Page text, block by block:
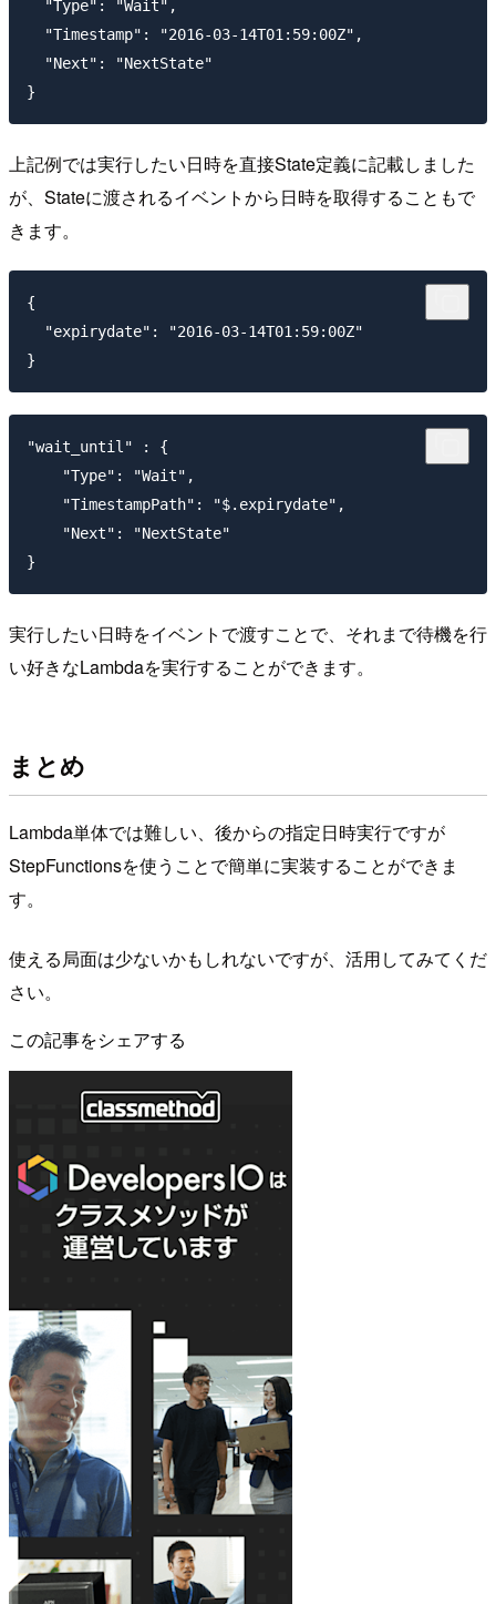
  "Type": "Wait",
  "Timestamp": "2016-03-14T01:59:00Z",
  "Next": "NextState"
上記例では実行したい日時を直接State定義に記載しました
が、Stateに渡されるイベントから日時を取得することもで
きます。
{
  "expirydate": "2016-03-14T01:59:00Z"
"wait_until" : {
    "Type": "Wait",
    "TimestampPath": "$.expirydate",
    "Next": "NextState"
実行したい日時をイベントで渡すことで、それまで待機を行
い好きなLambdaを実行することができます。
まとめ
Lambda単体では難しい、後からの指定日時実行ですが
StepFunctionsを使うことで簡単に実装することができま
す。
使える局面は少ないかもしれないですが、活用してみてくだ
さい。
この記事をシェアする